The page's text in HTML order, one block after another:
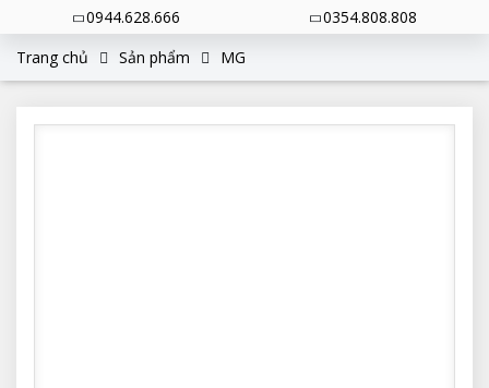
0944.628.666
0354.808.808
Trang chủ
Sản phẩm MG